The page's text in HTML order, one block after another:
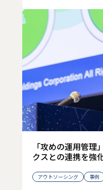
「攻めの運用管
クスとの連携を強
アウトソーシング 事例